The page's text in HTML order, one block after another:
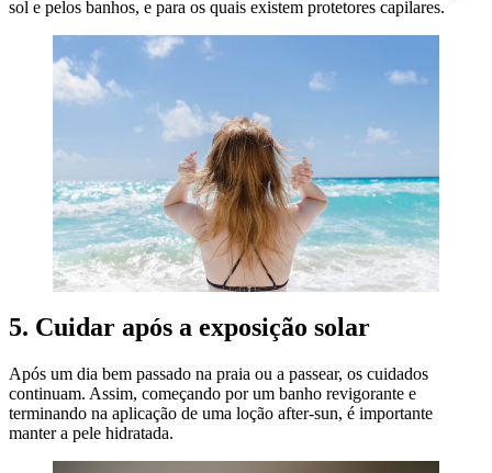
sol e pelos banhos, e para os quais existem protetores capilares.
5. Cuidar após a exposição solar
Após um dia bem passado na praia ou a passear, os cuidados
continuam. Assim, começando por um banho revigorante e
terminando na aplicação de uma loção after-sun, é importante
manter a pele hidratada.